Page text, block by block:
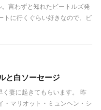
言わずと知れたビートルズ発
トに行くぐらい好きなので、ビ
と白ソーセージ
妻に起きてもらいます。 昨
・マリオット・ミュンヘン・シ